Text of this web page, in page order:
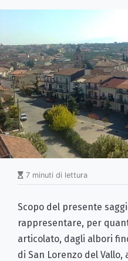
7 minuti di lettura
Scopo del presente
rappresentare, per
articolato, dagli albori
di San Lorenzo del Vallo,